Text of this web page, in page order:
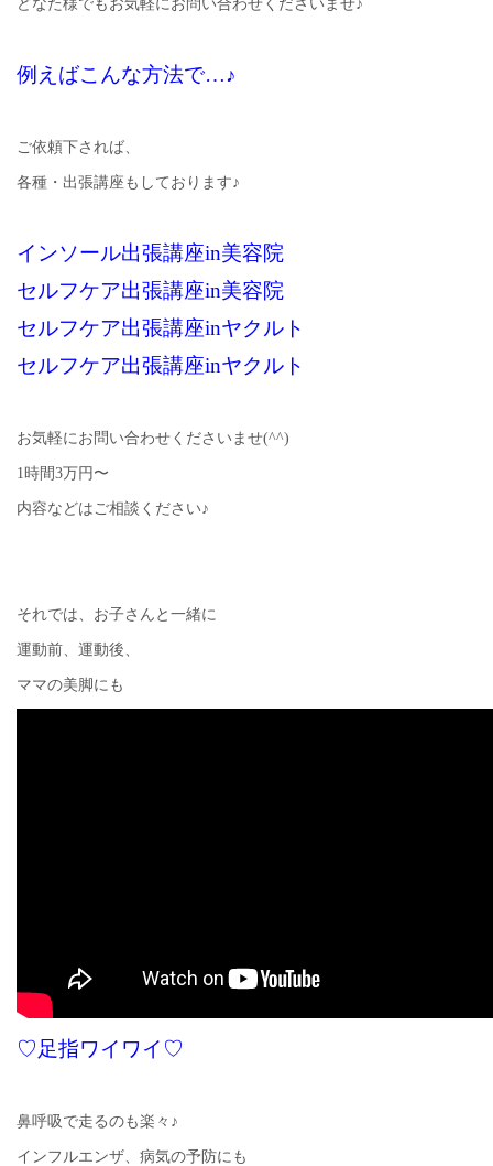
どなた様でもお気軽にお問い合わせくださいませ♪
例えばこんな方法で…♪
ご依頼下されば、
各種・出張講座もしております♪
インソール出張講座in美容院
セルフケア出張講座in美容院
セルフケア出張講座inヤクルト
セルフケア出張講座inヤクルト
お気軽にお問い合わせくださいませ(^^)
1時間3万円〜
内容などはご相談ください♪
それでは、お子さんと一緒に
運動前、運動後、
ママの美脚にも
♡足指ワイワイ♡
鼻呼吸で走るのも楽々♪
インフルエンザ、病気の予防にも